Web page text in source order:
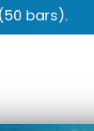
(50 bars).